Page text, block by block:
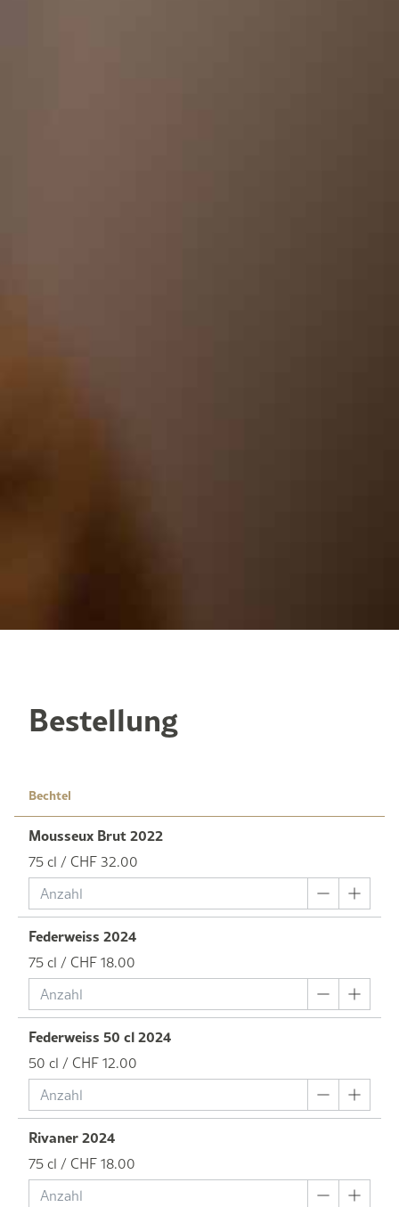
Bestellung
Bechtel
Mousseux Brut 2022
75 cl / CHF 32.00
Federweiss 2024
75 cl / CHF 18.00
Federweiss 50 cl 2024
50 cl / CHF 12.00
Rivaner 2024
75 cl / CHF 18.00